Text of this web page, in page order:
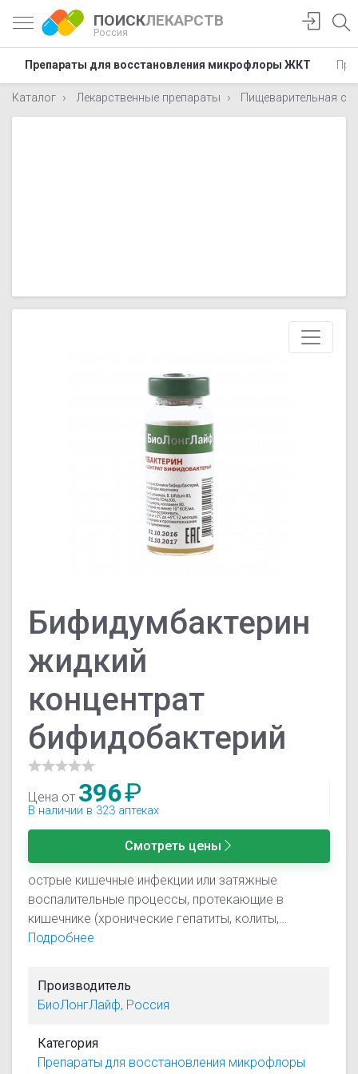
ПОИСКЛЕКАРСТВ
Россия
Препараты для восстановления микрофлоры ЖКТ
Каталог Лекарственные препараты Пищеварительная
Бифидумбактерин
жидкий
концентрат
бифидобактерий
Цена от 396₽
В наличии в 323 аптеках
Смотреть цены
острые кишечные инфекции или затяжные
воспалительные процессы, протекающие в
кишечнике (хронические гепатиты, колиты,
гастриты, болезнь Крона, панкреатиты и др.);
ферментами; длительный прием антибиотиков; в
качестве комплексного лечения острых легочных
терапия лечения туберкулеза; подверженность
Подробнее
Производитель
БиоЛонгЛайф, Россия
Категория
Препараты для восстановления микрофлоры